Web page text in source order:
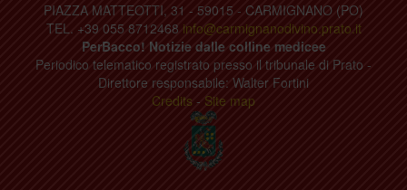
PIAZZA MATTEOTTI, 31 - 59015 - CARMIGNANO (PO)
TEL. +39 055 8712468 info@carmignanodivino.prato.it
PerBacco! Notizie dalle colline medicee
Periodico telematico registrato presso il tribunale di Prato -
Direttore responsabile: Walter Fortini
Credits - Site map